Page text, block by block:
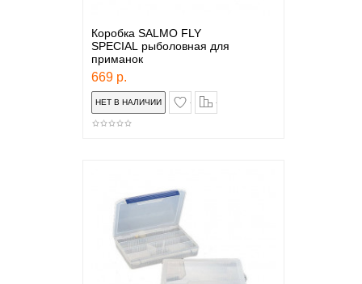
Коробка SALMO FLY
SPECIAL рыболовная для
приманок
669 р.
в закладки